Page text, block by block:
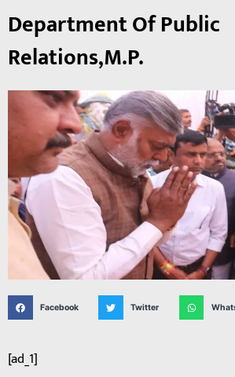
Department Of Public
Relations,M.P.
Facebook Twitter
[ad_1]